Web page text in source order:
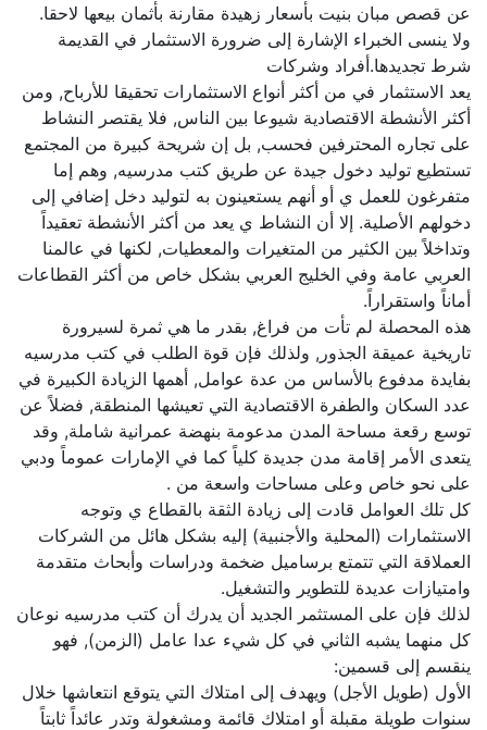
عن قصص مبان بنيت بأسعار زهيدة مقارنة بأثمان بيعها لاحقا.
ولا ينسى الخبراء الإشارة إلى ضرورة الاستثمار في القديمة
شرط تجديدها.أفراد وشركات
يعد الاستثمار في من أكثر أنواع الاستثمارات تحقيقا للأرباح, ومن
أكثر الأنشطة الاقتصادية شيوعا بين الناس, فلا يقتصر النشاط
على تجاره المحترفين فحسب, بل إن شريحة كبيرة من المجتمع
تستطيع توليد دخول جيدة عن طريق كتب مدرسيه, وهم إما
متفرغون للعمل ي أو أنهم يستعينون به لتوليد دخل إضافي إلى
دخولهم الأصلية. إلا أن النشاط ي يعد من أكثر الأنشطة تعقيداً
وتداخلاً بين الكثير من المتغيرات والمعطيات, لكنها في عالمنا
العربي عامة وفي الخليج العربي بشكل خاص من أكثر القطاعات
أماناً واستقراراً.
هذه المحصلة لم تأت من فراغ, بقدر ما هي ثمرة لسيرورة
تاريخية عميقة الجذور, ولذلك فإن قوة الطلب في كتب مدرسيه
بفايدة مدفوع بالأساس من عدة عوامل, أهمها الزيادة الكبيرة في
عدد السكان والطفرة الاقتصادية التي تعيشها المنطقة, فضلاً عن
توسع رقعة مساحة المدن مدعومة بنهضة عمرانية شاملة, وقد
يتعدى الأمر إقامة مدن جديدة كلياً كما في الإمارات عموماً ودبي
على نحو خاص وعلى مساحات واسعة من .
كل تلك العوامل قادت إلى زيادة الثقة بالقطاع ي وتوجه
الاستثمارات (المحلية والأجنبية) إليه بشكل هائل من الشركات
العملاقة التي تتمتع برساميل ضخمة ودراسات وأبحاث متقدمة
وامتيازات عديدة للتطوير والتشغيل.
لذلك فإن على المستثمر الجديد أن يدرك أن كتب مدرسيه نوعان
كل منهما يشبه الثاني في كل شيء عدا عامل (الزمن), فهو
ينقسم إلى قسمين:
الأول (طويل الأجل) ويهدف إلى امتلاك التي يتوقع انتعاشها خلال
سنوات طويلة مقبلة أو امتلاك قائمة ومشغولة وتدر عائداً ثابتاً